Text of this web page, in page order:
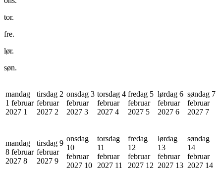
tor.
fre.
lør.
søn.
mandag
1 februar
2027 1
tirsdag 2
februar
2027 2
onsdag 3
februar
2027 3
torsdag 4
februar
2027 4
fredag 5
februar
2027 5
lørdag 6
februar
2027 6
søndag 7
februar
2027 7
mandag
8 februar
2027 8
tirsdag 9
februar
2027 9
onsdag
10
februar
2027 10
torsdag
11
februar
2027 11
fredag
12
februar
2027 12
lørdag
13
februar
2027 13
søndag
14
februar
2027 14